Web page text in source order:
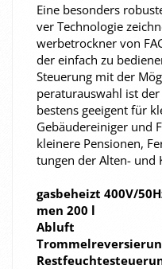
Eine be­son­ders
ver Tech­no­lo­gie
wer­be­trock­ner von
der ein­fach zu
Steue­rung mit der
pe­ra­tur­aus­wahl ist
bes­tens ge­ei­gent für
Ge­bäu­de­rei­ni­ger und
klei­ne­re Pen­sio­nen,
tun­gen der Alten-​ und
gas­be­heizt 400V/
men 200 l
Ab­luft